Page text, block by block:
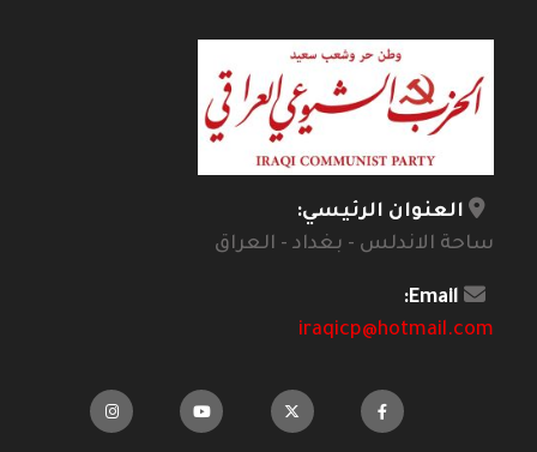
العنوان الرئيسي:
ساحة الاندلس - بغداد - العراق
Email:
iraqicp@hotmail.com